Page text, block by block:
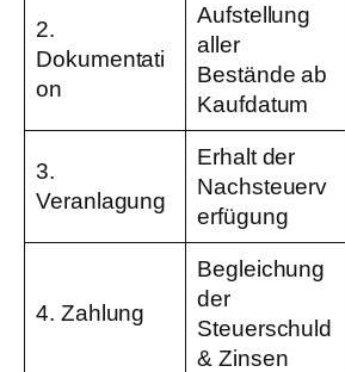
2.
Dokumentati
on
Aufstellung
aller
Bestände ab
Kaufdatum
3.
Veranlagung
Erhalt der
Nachsteuerv
erfügung
4. Zahlung
Begleichung
der
Steuerschuld
& Zinsen